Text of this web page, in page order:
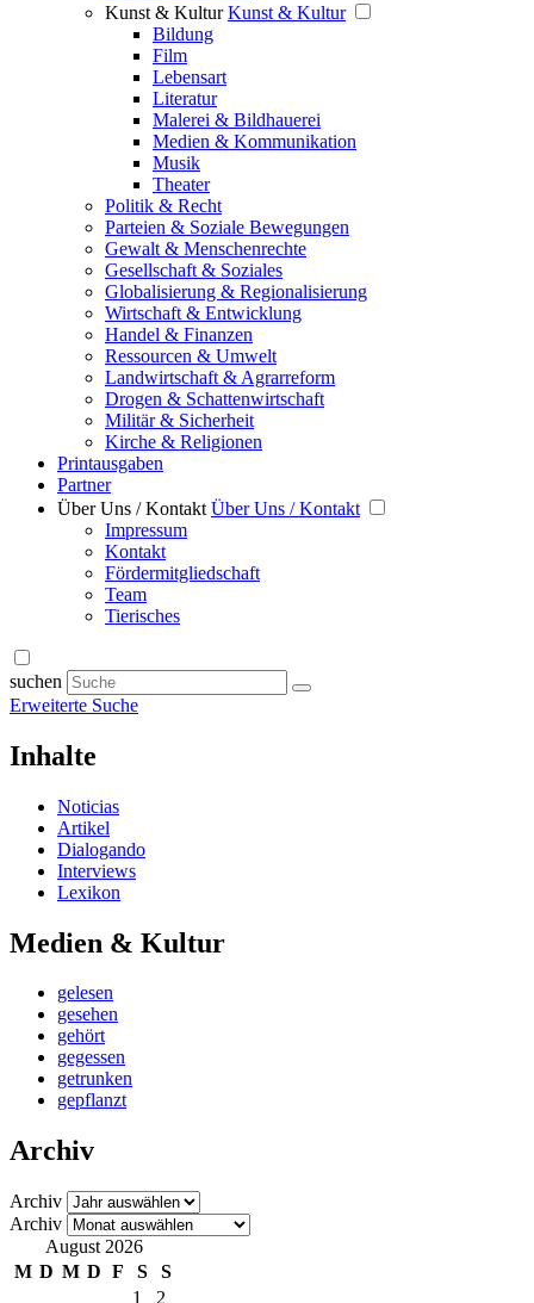
Kunst & Kultur Kunst & Kultur
Bildung
Film
Lebensart
Literatur
Malerei & Bildhauerei
Medien & Kommunikation
Musik
Theater
Politik & Recht
Parteien & Soziale Bewegungen
Gewalt & Menschenrechte
Gesellschaft & Soziales
Globalisierung & Regionalisierung
Wirtschaft & Entwicklung
Handel & Finanzen
Ressourcen & Umwelt
Landwirtschaft & Agrarreform
Drogen & Schattenwirtschaft
Militär & Sicherheit
Kirche & Religionen
Printausgaben
Partner
Über Uns / Kontakt Über Uns / Kontakt
Impressum
Kontakt
Fördermitgliedschaft
Team
Tierisches
suchen
Erweiterte Suche
Inhalte
Noticias
Artikel
Dialogando
Interviews
Lexikon
Medien & Kultur
gelesen
gesehen
gehört
gegessen
getrunken
gepflanzt
Archiv
Archiv
Archiv
August 2026
M D M D F S
S
1
2